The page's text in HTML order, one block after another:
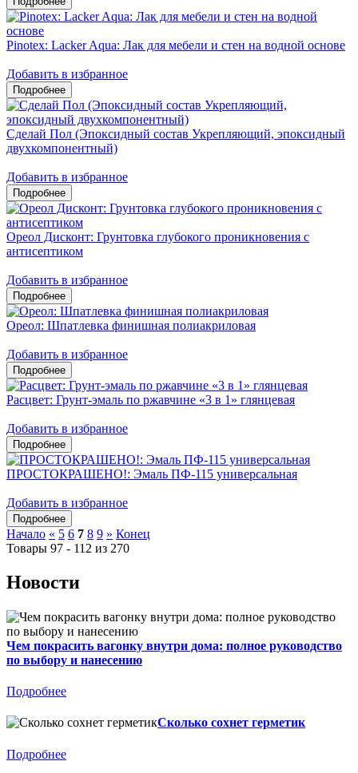
Pinotex: Lacker Aqua: Лак для мебели и стен на водной основе
Добавить в избранное
Сделай Пол (Эпоксидный состав Укрепляющий, эпоксидный
двухкомпонентный)
Добавить в избранное
Ореол Дисконт: Грунтовка глубокого проникновения с
антисептиком
Добавить в избранное
Ореол: Шпатлевка финишная полиакриловая
Добавить в избранное
Расцвет: Грунт-эмаль по ржавчине «3 в 1» глянцевая
Добавить в избранное
ПРОСТОКРАШЕНО!: Эмаль ПФ-115 универсальная
Добавить в избранное
Начало « 5 6 7 8 9 » Конец
Товары 97 - 112 из 270
Новости
Чем покрасить вагонку внутри дома: полное руководство
по выбору и нанесению
Подробнее
Сколько сохнет герметик
Подробнее